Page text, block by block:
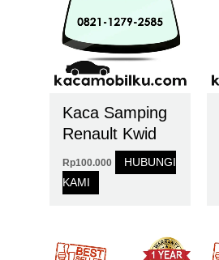
Kaca Samping
Renault Kwid
Rp100.000
HUBUNGI
KAMI